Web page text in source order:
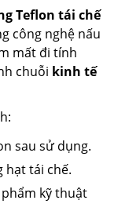
Teflon tái chế
công nghệ nấu
mất đi tính
chuỗi kinh tế
sau sử dụng.
hạt tái chế.
kỹ thuật